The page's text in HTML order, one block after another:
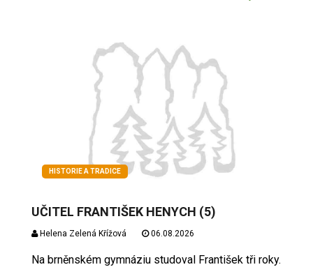
HISTORIE A TRADICE
UČITEL FRANTIŠEK HENYCH (5)
Helena Zelená Křížová 06.08.2026
Na brněnském gymnáziu studoval František tři roky.